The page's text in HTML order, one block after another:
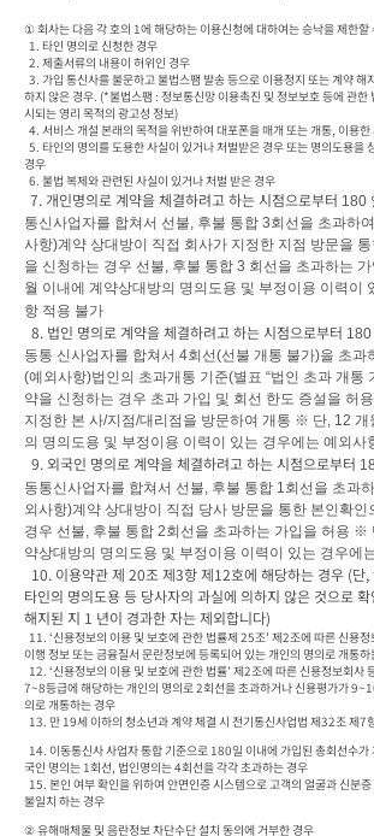
① 회사는 다음 각 호의 1에 해당하는 이용신청에 대하여는 승낙을 제한할
하지 않은 경우. (*불법스팸 : 정보통신망 이용촉진 및 정보보호 등에 관한
시되는 영리 목적의 광고성 정보)
경우
7. 개인명의로 계약을 체결하려고 하는 시점으로부터 180
통신사업자를 합쳐서 선불, 후불 통합 3회선을 초과하
사항)계약 상대방이 직접 회사가 지정한 지점 방문을
을 신청하는 경우 선불, 후불 통합 3 회선을 초과하는
월 이내에 계약상대방의 명의도용 및 부정이용 이력이
항 적용 불가
  8. 법인 명의로 계약을 체결하려고 하는 시점으로부터
180
동통 신사업자를 합쳐서 4회선(선불 개통 불가)을 초과
(예외사항)법인의 초과개통 기준(별표 “법인 초과 개통
약을 신청하는 경우 초과 가입 및 회선 한도 증설을 허
지정한 본 사/지점/대리점을 방문하여 개통 ※ 단, 12 개
의 명의도용 및 부정이용 이력이 있는 경우에는 예외사
  9. 외국인 명의로 계약을 체결하려고 하는 시점으로부터
동통신사업자를 합쳐서 선불, 후불 통합 1회선을 초과
외사항)계약 상대방이 직접 당사 방문을 통한 본인확인
경우 선불, 후불 통합 2회선을 초과하는 가입을 허용 ※
약상대방의 명의도용 및 부정이용 이력이 있는 경우에
타인의 명의도용 등 당사자의 과실에 의하지 않은 것으로
해지된 지 1 년이 경과한 자는 제외합니다)
이행 정보 또는 금융질서 문란정보에 등록되어 있는 개인의 명의로 개통하
7~8등급에 해당하는 개인의 명의로 2회선을 초과하거나 신용평가가
의로 개통하는 경우
13. 만 19세 이하의 청소년과 계약 체결 시 전기통신사업법 제32조 제7
국인 명의는 1회선, 법인명의는 4회선을 각각 초과하는 경우
불일치 하는 경우
② 유해매체물 및 음란정보 차단수단 설치 동의에 거부한 경우